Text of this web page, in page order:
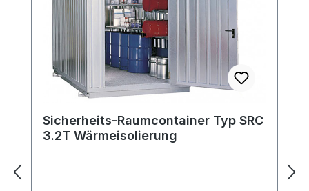
Sicherheits-Raumcontainer Typ SRC
3.2T Wärmeisolierung